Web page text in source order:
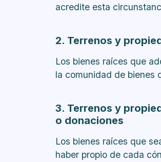
acredite esta
2. Terrenos y
Los bienes raíces que
la comunidad de bienes
3. Terrenos y
o donaciones
Los bienes raíces que
haber propio de cada